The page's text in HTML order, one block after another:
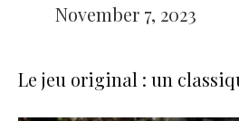
November 7, 2023
Le jeu original : un